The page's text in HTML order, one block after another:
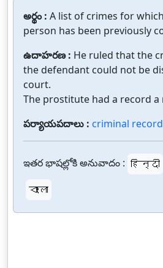
అర్థం : A list of crimes for
person has been previously
ఉదాహరణ : He ruled that the
the defendant could not be
court.
The prostitute had a record a
పర్యాయపదాలు : criminal record
ఇతర భాషల్లోకి అనువాదం : हिन्दी
বাংলা